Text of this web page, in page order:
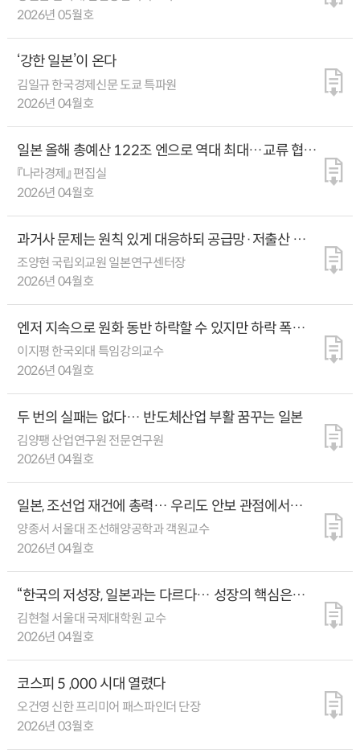
2026년 05월호
‘강한 일본’이 온다
김일규 한국경제신문 도쿄 특파원
2026년 04월호
일본 올해 총예산 122조 엔으로 역대 최대…교류 협력
필요 분야 1순위는 ‘경제·기술
『나라경제』 편집실
2026년 04월호
과거사 문제는 원칙 있게 대응하되 공급망·저출산 등
공통 문제엔 긴밀한 협력을
조양현 국립외교원 일본연구센터장
2026년 04월호
엔저 지속으로 원화 동반 하락할 수 있지만 하락 폭은
제한적일 것
이지평 한국외대 특임강의교수
2026년 04월호
두 번의 실패는 없다… 반도체산업 부활 꿈꾸는 일본
김양팽 산업연구원 전문연구원
2026년 04월호
일본, 조선업 재건에 총력… 우리도 안보 관점에서
조선업 지원 강화해야
양종서 서울대 조선해양공학과 객원교수
2026년 04월호
“한국의 저성장, 일본과는 다르다… 성장의 핵심은
건설업과 관광산업 육성”
김현철 서울대 국제대학원 교수
2026년 04월호
코스피 5 ,000 시대 열렸다
오건영 신한 프리미어 패스파인더 단장
2026년 03월호